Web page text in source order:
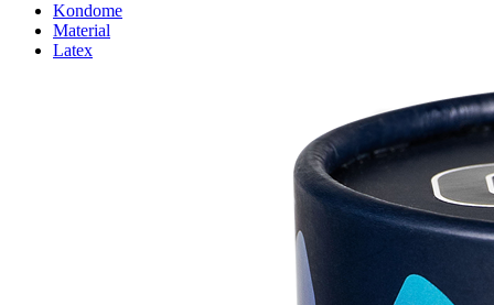
Kondome
Material
Latex